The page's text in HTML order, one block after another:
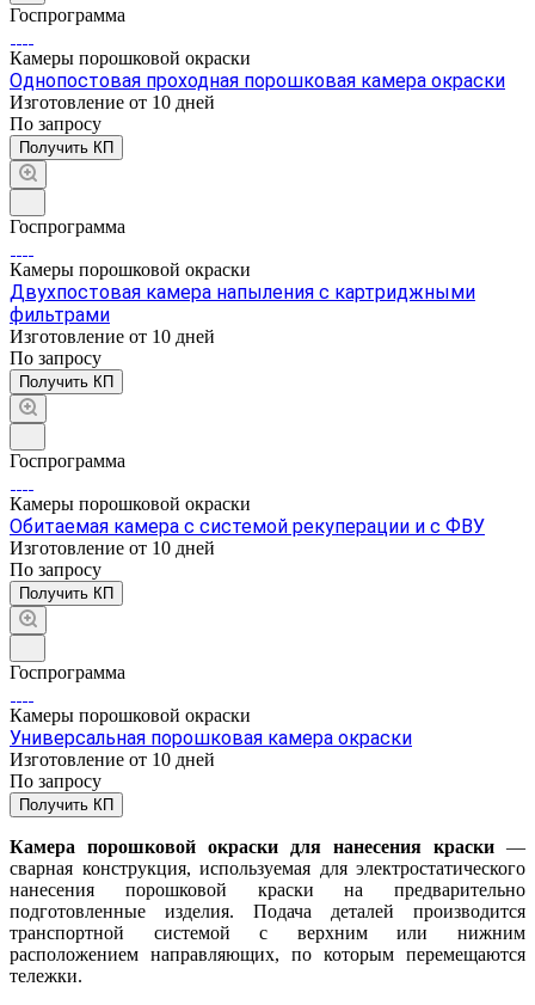
Госпрограмма
Камеры порошковой окраски
Однопостовая проходная порошковая камера окраски
Изготовление от 10 дней
По запросу
Получить КП
Госпрограмма
Камеры порошковой окраски
Двухпостовая камера напыления с картриджными
фильтрами
Изготовление от 10 дней
По запросу
Получить КП
Госпрограмма
Камеры порошковой окраски
Обитаемая камера с системой рекуперации и с ФВУ
Изготовление от 10 дней
По запросу
Получить КП
Госпрограмма
Камеры порошковой окраски
Универсальная порошковая камера окраски
Изготовление от 10 дней
По запросу
Получить КП
Камера порошковой окраски для нанесения краски —
сварная конструкция, используемая для электростатического
нанесения порошковой краски на предварительно
подготовленные изделия. Подача деталей производится
транспортной системой с верхним или нижним
расположением направляющих, по которым перемещаются
тележки.